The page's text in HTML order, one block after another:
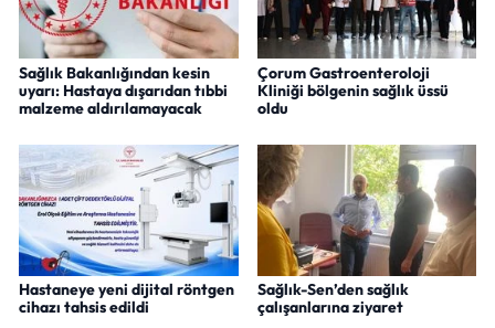
Sağlık Bakanlığından kesin
uyarı: Hastaya dışarıdan tıbbi
malzeme aldırılamayacak
Çorum Gastroenteroloji
Kliniği bölgenin sağlık üssü
oldu
Hastaneye yeni dijital röntgen
cihazı tahsis edildi
Sağlık-Sen’den sağlık
çalışanlarına ziyaret